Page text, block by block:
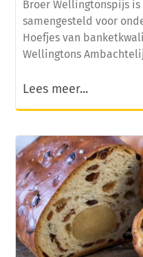
Broer Wellingtonspijs
samengesteld voor
Hoefjes van
Wellingtons
Lees meer...